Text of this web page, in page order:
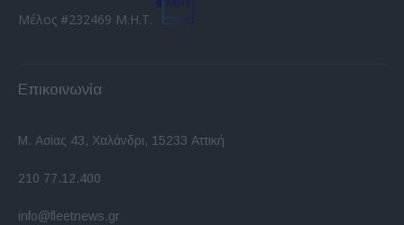
Μέλος #232469 Μ.Η.Τ.
Επικοινωνία
Μ. Ασίας 43, Χαλάνδρι, 15233 Αττική
210 77.12.400
info@fleetnews.gr